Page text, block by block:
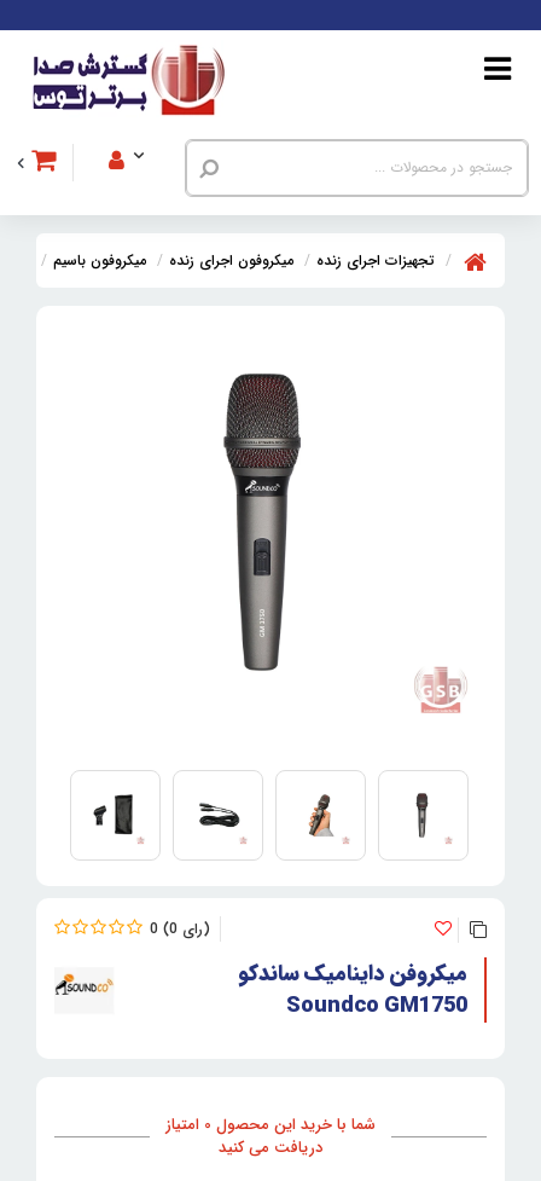
تجهیزات اجرای زنده میکروفون اجرای زنده میکروفون باسیم
0 0
میکروفن داینامیک ساندکو
Soundco GM1750
شما با خرید این محصول 0 امتیاز
دریافت می کنید